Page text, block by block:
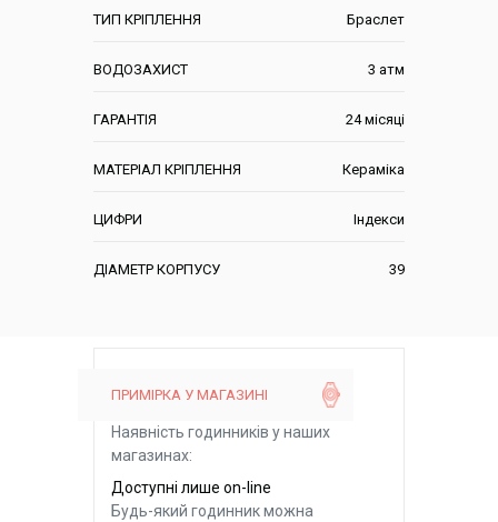
ТИП КРІПЛЕННЯ Браслет
ВОДОЗАХИСТ 3 атм
ГАРАНТІЯ 24 місяці
МАТЕРІАЛ КРІПЛЕННЯ Кераміка
ЦИФРИ Індекси
ДІАМЕТР КОРПУСУ 39
ПРИМІРКА У МАГАЗИНІ
Наявність годинників у наших
магазинах:
Доступні лише on-line
Будь-який годинник можна